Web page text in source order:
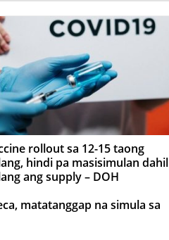
rollout sa 12-15 taong
hindi pa masisimulan dahil
ang supply – DOH
matatanggap na simula sa